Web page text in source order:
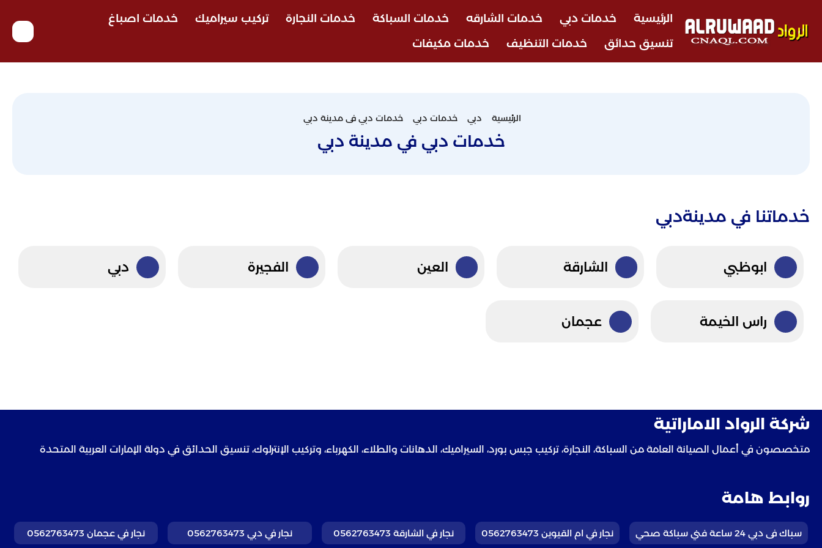
الرئيسية خدمات دبي خدمات الشارقه خدمات السباكة خدمات النجارة تركيب سيراميك
خدمات اصباغ
تنسيق حدائق
خدمات التنظيف خدمات مكيفات
الرئيسية دبي خدمات دبي خدمات دبي فى مدينة دبي
خدمات دبي في مدينة دبي
خدماتنا في مدينةدبي
ابوظبي الشارقة العين الفجيرة دبي
راس الخيمة عجمان
شركة الرواد الاماراتية
متخصصون في أعمال الصيانة العامة من السباكة، النجارة، تركيب جبس بورد، السيراميك، الدهانات والطلاء، الكهرباء، وتركيب الإنترلوك، تنسيق الحدائق في دولة الإمارات العربية المتحدة
روابط هامة
سباك فى دبي 24 ساعة فني سباكة صحي نجار في ام القيوين 0562763473 نجار في الشارقة 0562763473 نجار في دبي 0562763473 نجار في عجمان 0562763473